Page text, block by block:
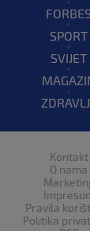
FORBES
SPORT
SVIJET
Kontakt
O nama
Pravila
Politika